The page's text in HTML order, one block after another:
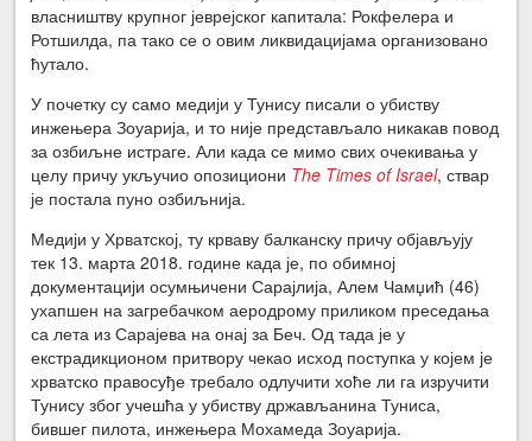
власништву крупног јеврејског капитала: Рокфелера и
Ротшилда, па тако се о овим ликвидацијама организовано
ћутало.
У почетку су само медији у Тунису писали о убиству
инжењера Зоуарија, и то није представљало никакав повод
за озбиљне истраге. Али када се мимо свих очекивања у
целу причу укључио опозициони The Times of Israel, ствар
је постала пуно озбиљнија.
Медији у Хрватској, ту крваву балканску причу објављују
тек 13. марта 2018. године када је, по обимној
документацији осумњичени Сарајлија, Алем Чамџић (46)
ухапшен на загребачком аеродрому приликом преседања
са лета из Сарајева на онај за Беч. Од тада је у
екстрадикционом притвору чекао исход поступка у којем је
хрватско правосуђе требало одлучити хоће ли га изручити
Тунису због учешћа у убиству држављанина Туниса,
бившег пилота, инжењера Мохамеда Зоуарија.